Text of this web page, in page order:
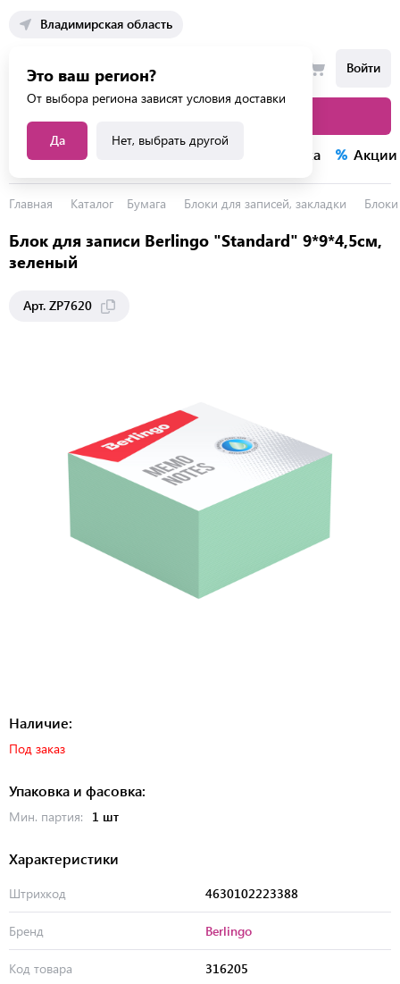
Владимирская область
Это ваш регион?
От выбора региона зависят условия доставки
Да Нет, выбрать другой
Войти
Каталог услуг Распродажа Акции
Главная Каталог Бумага Блоки для записей, закладки
Блок для записи Berlingo "Standard" 9*9*4,5см,
зеленый
Арт. ZP7620
Наличие:
Под заказ
Упаковка и фасовка:
Мин. партия: 1 шт
Характеристики
Штрихкод 4630102223388
Бренд Berlingo
Код товара 316205